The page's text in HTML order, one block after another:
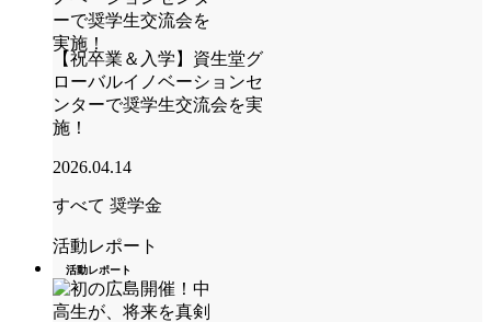
【祝卒業＆入学】資生堂グ
ローバルイノベーションセ
ンターで奨学生交流会を実
施！
2026.04.14
すべて 奨学金
活動レポート
活動レポート